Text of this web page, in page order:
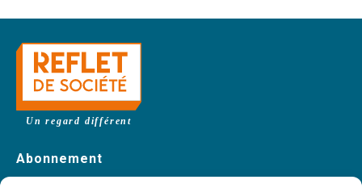
Un regard différent
Abonnement